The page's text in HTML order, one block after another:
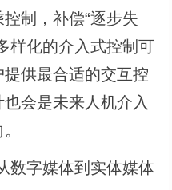
制，补偿“逐步失
样化的介入式控制可
供最合适的交互控
会是未来人机介入
数字媒体到实体媒体